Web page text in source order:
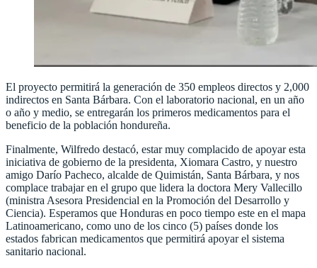
El proyecto permitirá la generación de 350 empleos directos y 2,000
indirectos en Santa Bárbara. Con el laboratorio nacional, en un año
o año y medio, se entregarán los primeros medicamentos para el
beneficio de la población hondureña.
Finalmente, Wilfredo destacó, estar muy complacido de apoyar esta
iniciativa de gobierno de la presidenta, Xiomara Castro, y nuestro
amigo Darío Pacheco, alcalde de Quimistán, Santa Bárbara, y nos
complace trabajar en el grupo que lidera la doctora Mery Vallecillo
(ministra Asesora Presidencial en la Promoción del Desarrollo y
Ciencia). Esperamos que Honduras en poco tiempo este en el mapa
Latinoamericano, como uno de los cinco (5) países donde los
estados fabrican medicamentos que permitirá apoyar el sistema
sanitario nacional.